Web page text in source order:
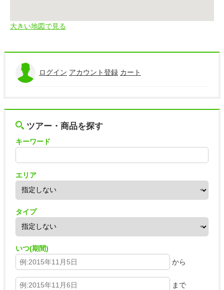
大きい地図で見る
ログイン アカウント登録 カート
ツアー・商品を探す
キーワード
エリア
タイプ
いつ(期間)
から
まで